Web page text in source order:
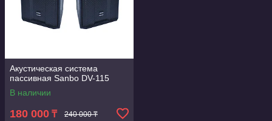
Акустическая система
пассивная Sanbo DV-115
В наличии
180 000 ₸ 240 000 ₸